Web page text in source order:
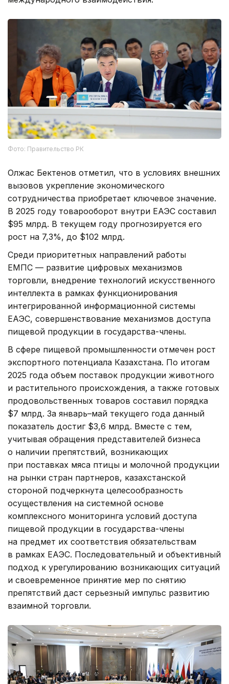
Фото: Правительство РК
Олжас Бектенов отметил, что в условиях внешних
вызовов укрепление экономического
сотрудничества приобретает ключевое значение.
В 2025 году товарооборот внутри ЕАЭС составил
$95 млрд. В текущем году прогнозируется его
рост на 7,3%, до $102 млрд.
Среди приоритетных направлений работы
ЕМПС — развитие цифровых механизмов
торговли, внедрение технологий искусственного
интеллекта в рамках функционирования
интегрированной информационной системы
ЕАЭС, совершенствование механизмов доступа
пищевой продукции в государства-члены.
В сфере пищевой промышленности отмечен рост
экспортного потенциала Казахстана. По итогам
2025 года объем поставок продукции животного
и растительного происхождения, а также готовых
продовольственных товаров составил порядка
$7 млрд. За январь–май текущего года данный
показатель достиг $3,6 млрд. Вместе с тем,
учитывая обращения представителей бизнеса
о наличии препятствий, возникающих
при поставках мяса птицы и молочной продукции
на рынки стран партнеров, казахстанской
стороной подчеркнута целесообразность
осуществления на системной основе
комплексного мониторинга условий доступа
пищевой продукции в государства-члены
на предмет их соответствия обязательствам
в рамках ЕАЭС. Последовательный и объективный
подход к урегулированию возникающих ситуаций
и своевременное принятие мер по снятию
препятствий даст серьезный импульс развитию
взаимной торговли.